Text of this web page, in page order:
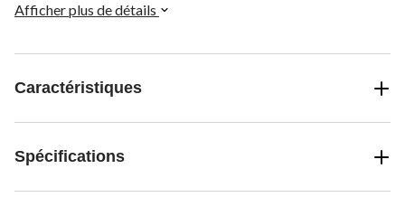
Afficher plus de détails
Caractéristiques
Spécifications